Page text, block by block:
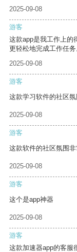
2025-09-08
游客
这款app是我工作上的
更轻松地完成工作任务
2025-09-08
游客
这款学习软件的社区
2025-09-08
游客
这款软件的社区氛围
2025-09-08
游客
这个是app神器
2025-09-08
游客
这款加速器app的客服